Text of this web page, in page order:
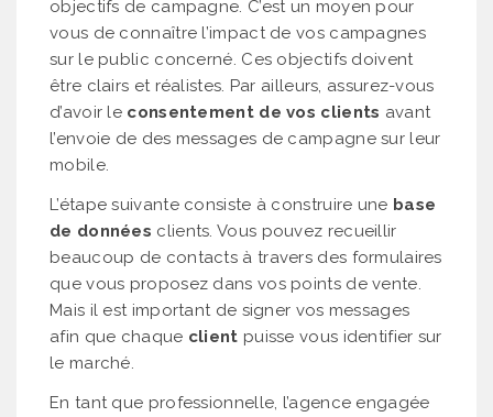
objectifs de campagne. C’est un moyen pour
vous de connaître l’impact de vos campagnes
sur le public concerné. Ces objectifs doivent
être clairs et réalistes. Par ailleurs, assurez-vous
d’avoir le consentement de vos clients avant
l’envoie de des messages de campagne sur leur
mobile.
L’étape suivante consiste à construire une base
de données clients. Vous pouvez recueillir
beaucoup de contacts à travers des formulaires
que vous proposez dans vos points de vente.
Mais il est important de signer vos messages
afin que chaque client puisse vous identifier sur
le marché.
En tant que professionnelle, l’agence engagée